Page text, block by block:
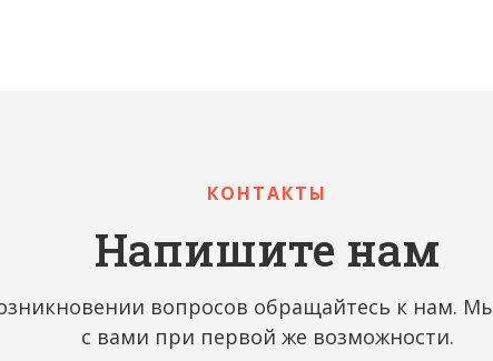
КОНТАКТЫ
Напишите нам
вопросов обращайтесь к нам.
с вами при первой же возможности.